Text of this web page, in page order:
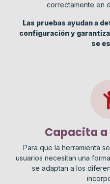
correctamente en
Las pruebas ayudan a
configuración y
se
Capacita
Para que la herramienta
usuarios necesitan una
se adaptan a los